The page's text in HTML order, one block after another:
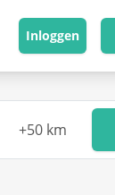
Inloggen